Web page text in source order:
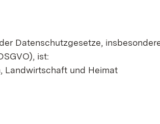
Datenschutzgesetze,
ist:
Landwirtschaft und Heimat